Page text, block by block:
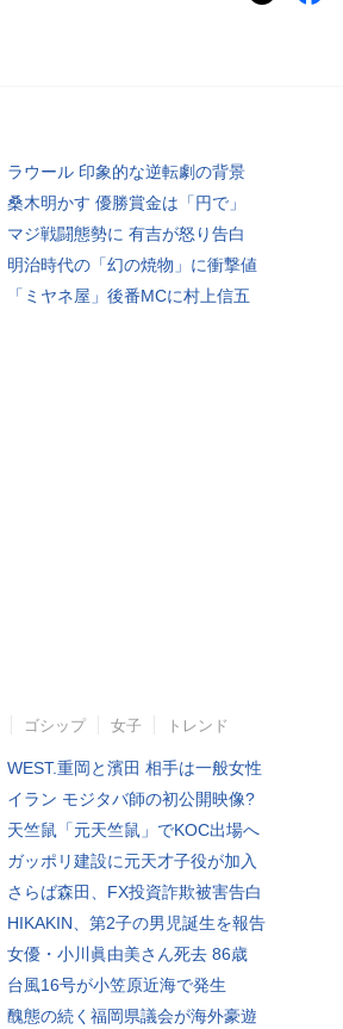
ラウール 印象的な逆転劇の背景
桑木明かす 優勝賞金は「円で」
マジ戦闘態勢に 有吉が怒り告白
明治時代の「幻の焼物」に衝撃値
「ミヤネ屋」後番MCに村上信五
ゴシップ 女子 トレンド
WEST.重岡と濱田 相手は一般女性
イラン モジタバ師の初公開映像?
天竺鼠「元天竺鼠」でKOC出場へ
ガッポリ建設に元天才子役が加入
さらば森田、FX投資詐欺被害告白
HIKAKIN、第2子の男児誕生を報告
女優・小川眞由美さん死去 86歳
台風16号が小笠原近海で発生
醜態の続く福岡県議会が海外豪遊